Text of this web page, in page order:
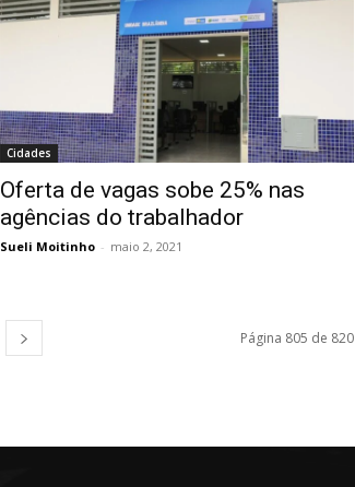
Cidades
Oferta de vagas sobe 25% nas
agências do trabalhador
Sueli Moitinho - maio 2, 2021
Página 805 de 820